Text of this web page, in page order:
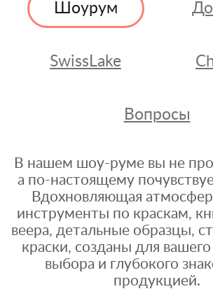
Шоурум
SwissLake
Вопросы
В нашем шоу-руме вы не
а по-настоящему
Вдохновляющая
инструменты по краскам,
веера, детальные образцы,
краски, созданы для
выбора и глубокого
продукцией.